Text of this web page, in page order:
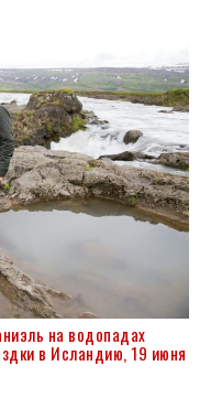
на водопадах
в Исландию, 19 июня